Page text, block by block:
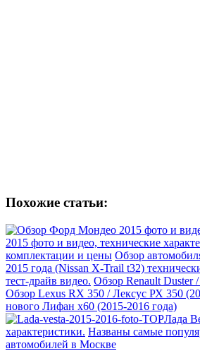
Похожие статьи:
2015 фото и видео, технические
комплектации и цены Обзор
2015 года (Nissan X-Trail t32)
тест-драйв видео. Обзор Renault Duster
Обзор Lexus RX 350 / Лексус РХ 350
нового Лифан х60 (2015-2016 года)
Лада
характеристики. Названы самые
автомобилей в Москве